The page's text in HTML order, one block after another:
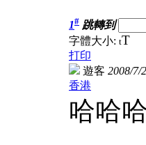
1# 跳轉到
字體大小: tT
打印
遊客 2008/7/
香港
哈哈